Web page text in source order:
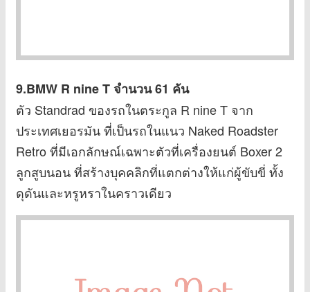
9.BMW R nine Tจำนวน 61 คัน
ตัว Standrad ของรถในตระกูล R nine T จาก
ประเทศเยอรมัน ที่เป็นรถในแนว Naked Roadster
Retro ที่มีเอกลักษณ์เฉพาะตัวที่เครื่องยนต์ Boxer 2
ลูกสูบนอน ที่สร้างบุคคลิกที่แตกต่างให้แก่ผู้ขับขี่ ทั้ง
ดุดันและหรูหราในคราวเดียว